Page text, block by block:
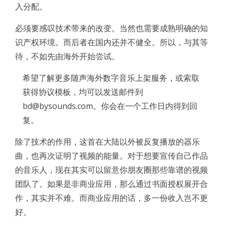
入分配。
必须要感叹技术带来的改变。当然也需要成熟明确的知
识产权环境。而后者在国内还并不健全。所以，与其等
待，不如先由海外开始尝试。
希望了解更多随声海外数字音乐上架服务，或索取
获得协议模板，均可以发送邮件到
bd@bysounds.com。你会在一个工作日内得到回
复。
除了技术的作用，这首在大陆以外被反复播放的器乐
曲，也再次证明了视频的能量。对于想要宣传自己作品
的音乐人，现在其实可以留意你朋友圈那些靠谱的视频
团队了。如果是非商业应用，那么通过书面授权展开合
作，其实并不难。而商业应用的话，多一份收入岂不更
好。